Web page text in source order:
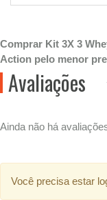
Comprar Kit 3X 3
Action pelo menor
Avaliações
Ainda não há
Você precisa estar